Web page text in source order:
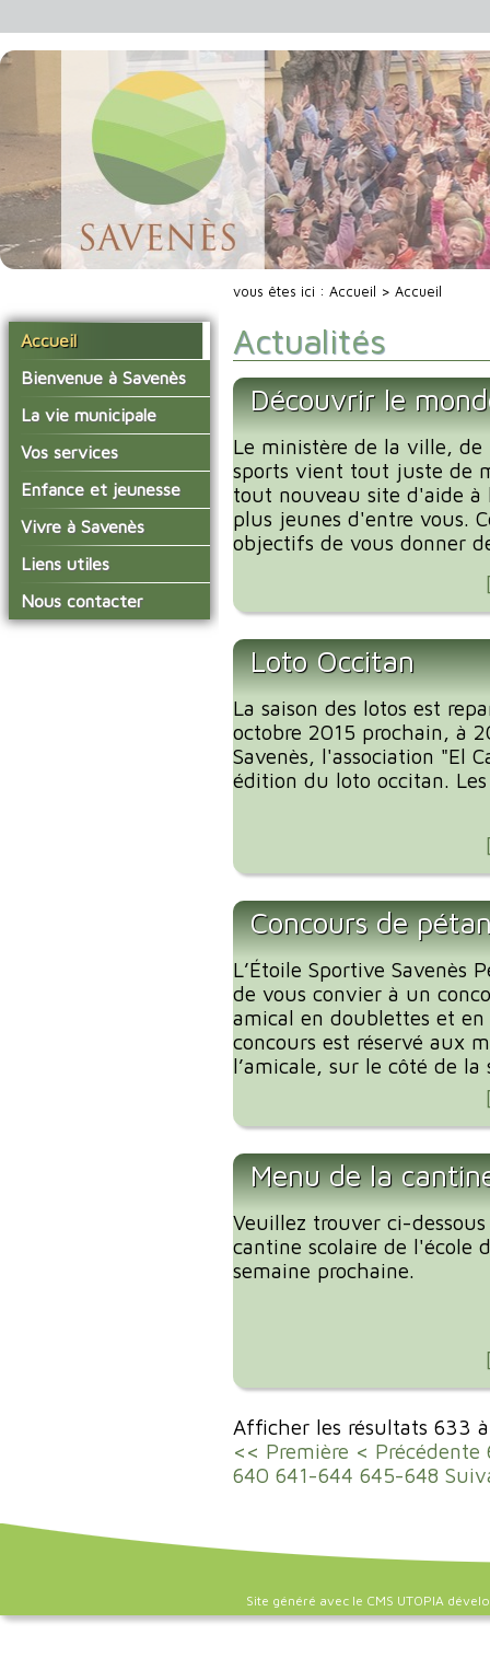
Accueil
Bienvenue à Savenès
Situer Savenès
Savenès en chiffre
L'histoire du village
Actualités de Savenès
sur ladepeche.fr
La vie municipale
Vos élus
Les compte-rendus du
conseil municipal
Les commissions
Les diverses
délégations/syndicats
L'urbanisme
Vos services
La mairie
Le service technique
Les services de l'école
Les installations
municipales
La collecte des ordures
Enfance et jeunesse
L'école primaire
La garderie et la cantine
Le temps périscolaire
La petite enfance
Vivre à Savenès
Agenda Salle des Fetes
Liens utiles
Communauté de
Communes Grand Sud
Tarn et Garonne
Nous contacter
vous êtes ici : Accueil > Accueil
Actualités
Découvrir le
Le ministère de la ville, de
sports vient tout juste de
tout nouveau site d'aide à
plus jeunes d'entre vous.
objectifs de vous donner
Loto Occitan
La saison des lotos est
octobre 2015 prochain, à
Savenès, l'association "El
édition du loto occitan.
Concours de
L’Étoile Sportive Savenès
de vous convier à un
amical en doublettes et en
concours est réservé aux
l’amicale, sur le côté de la
Menu de la
Veuillez trouver ci-
cantine scolaire de l'école
semaine prochaine.
Afficher les résultats 633
<< Première < Précédente
640 641-644 645-648
Site généré avec le CMS UTOPIA